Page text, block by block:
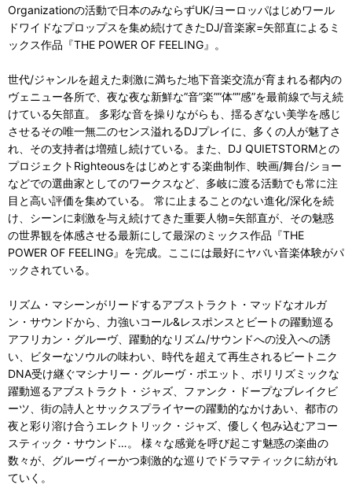
Organizationの活動で日本のみならずUK/ヨーロッパはじめワール
ドワイドなプロップスを集め続けてきたDJ/音楽家=矢部直によるミ
ックス作品『THE POWER OF FEELING』。
世代/ジャンルを超えた刺激に満ちた地下音楽交流が育まれる都内の
ヴェニュー各所で、夜な夜な新鮮な”音”楽””体””感”を最前線で与え続
けている矢部直。 多彩な音を操りながらも、揺るぎない美学を感じ
させるその唯一無二のセンス溢れるDJプレイに、多くの人が魅了さ
れ、その支持者は増殖し続けている。また、DJ QUIETSTORMとの
プロジェクトRighteousをはじめとする楽曲制作、映画/舞台/ショー
などでの選曲家としてのワークスなど、多岐に渡る活動でも常に注
目と高い評価を集めている。 常に止まることのない進化/深化を続
け、シーンに刺激を与え続けてきた重要人物=矢部直が、その魅惑
の世界観を体感させる最新にして最深のミックス作品『THE
POWER OF FEELING』を完成。ここには最好にヤバい音楽体験がパ
ックされている。
リズム・マシーンがリードするアブストラクト・マッドなオルガ
ン・サウンドから、力強いコール&レスポンスとビートの躍動巡る
アフリカン・グルーヴ、躍動的なリズム/サウンドへの没入への誘
い、ビターなソウルの味わい、時代を超えて再生されるビートニク
DNA受け継ぐマシナリー・グルーヴ・ポエット、ポリリズミックな
躍動巡るアブストラクト・ジャズ、ファンク・ドープなブレイクビ
ーツ、街の詩人とサックスプライヤーの躍動的なかけあい、都市の
夜と彩り溶け合うエレクトリック・ジャズ、優しく包み込むアコー
スティック・サウンド…。 様々な感覚を呼び起こす魅惑の楽曲の
数々が、グルーヴィーかつ刺激的な巡りでドラマティックに紡がれ
ていく。